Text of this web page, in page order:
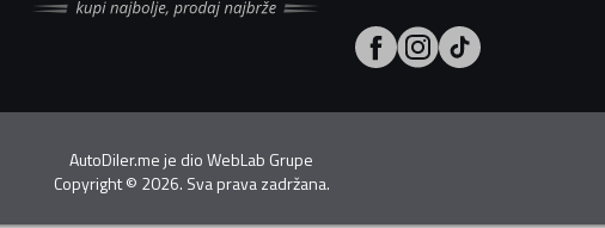
AutoDiler.me je dioWebLab Grupe
Copyright© 2026. Sva prava zadržana.